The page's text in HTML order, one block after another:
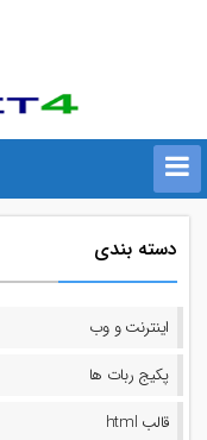
دسته بندی
اینترنت و وب
پکیج ربات ها
قالب html